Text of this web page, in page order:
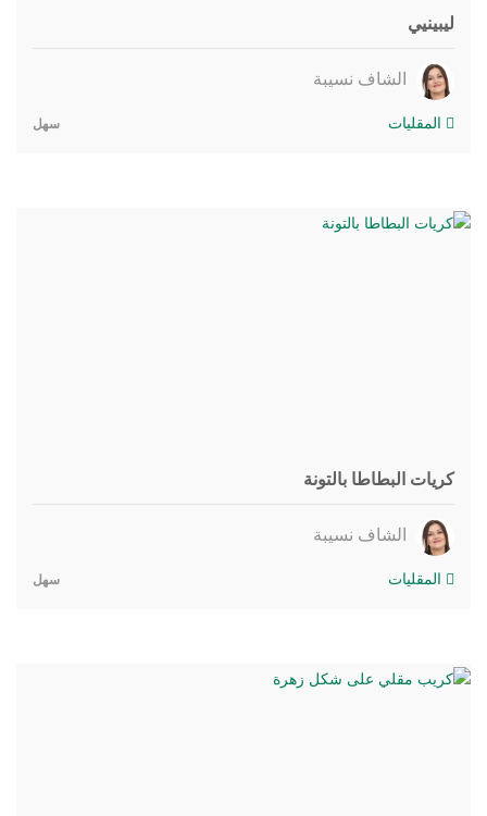
ليبينيي
الشاف نسيبة
المقليات سهل
كريات البطاطا بالتونة
الشاف نسيبة
المقليات سهل